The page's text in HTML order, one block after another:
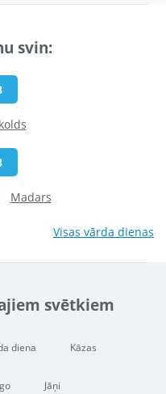
svin:
Madars
Visas vārda dienas
svētkiem
diena Kāzas
Jāņi